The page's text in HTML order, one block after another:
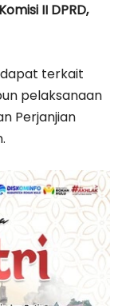
II DPRD,
terkait
pelaksanaan
Perjanjian